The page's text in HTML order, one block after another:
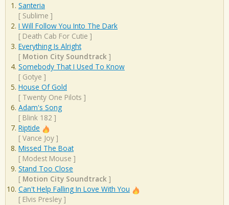
Santeria
[ Sublime ]
I Will Follow You Into The Dark
[ Death Cab For Cutie ]
Everything Is Alright
[ Motion City Soundtrack ]
Somebody That I Used To Know
[ Gotye ]
House Of Gold
[ Twenty One Pilots ]
Adam's Song
[ Blink 182 ]
Riptide
[ Vance Joy ]
Missed The Boat
[ Modest Mouse ]
Stand Too Close
[ Motion City Soundtrack ]
Can't Help Falling In Love With You
[ Elvis Presley ]